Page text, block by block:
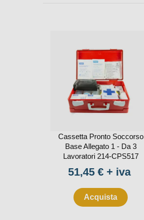
Cassetta Pronto Soccorso
Base Allegato 1 - Da 3
Lavoratori 214-CPS517
Prezzo
51,45 € + iva
Acquista